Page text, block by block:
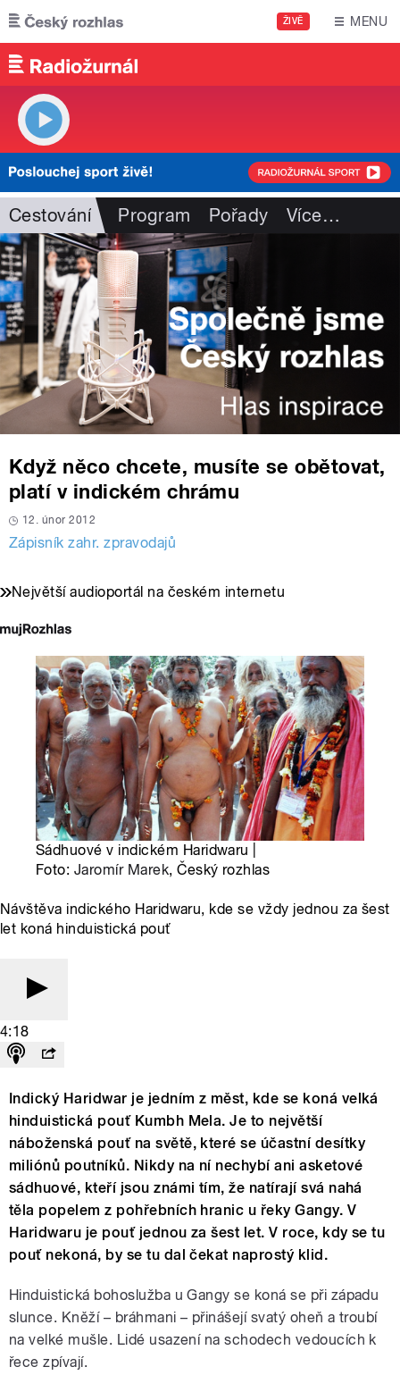
Přejít k hlavnímu obsahu
ŽIVĚ MENU
Cestování Program Pořady Více…
Když něco chcete, musíte se obětovat,
platí v indickém chrámu
12. únor 2012
Zápisník zahr. zpravodajů
Největší audioportál na českém internetu
Sádhuové v indickém Haridwaru |
Foto: Jaromír Marek, Český rozhlas
Návštěva indického Haridwaru, kde se vždy jednou za šest
let koná hinduistická pouť
4:18
Indický Haridwar je jedním z měst, kde se koná velká
hinduistická pouť Kumbh Mela. Je to největší
náboženská pouť na světě, které se účastní desítky
miliónů poutníků. Nikdy na ní nechybí ani asketové
sádhuové, kteří jsou známi tím, že natírají svá nahá
těla popelem z pohřebních hranic u řeky Gangy. V
Haridwaru je pouť jednou za šest let. V roce, kdy se tu
pouť nekoná, by se tu dal čekat naprostý klid.
Hinduistická bohoslužba u Gangy se koná se při západu
slunce. Kněží – bráhmani – přinášejí svatý oheň a troubí
na velké mušle. Lidé usazení na schodech vedoucích k
řece zpívají.